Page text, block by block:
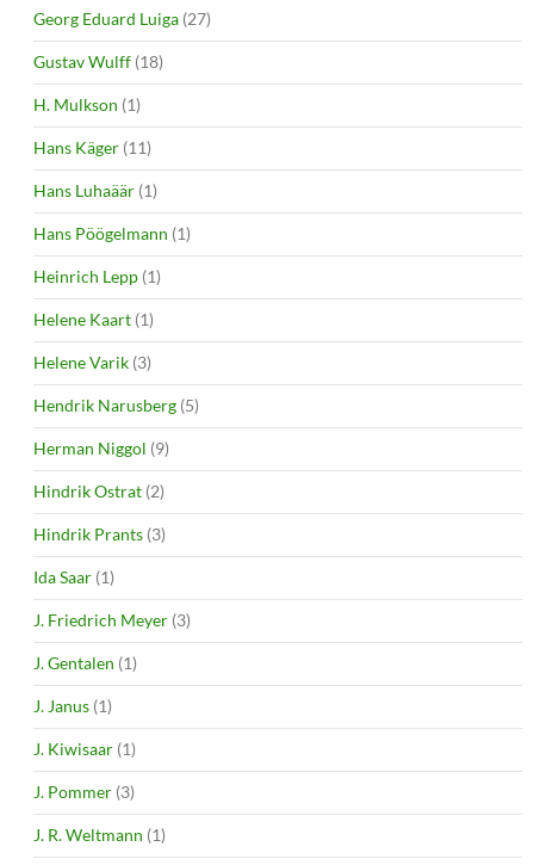
Georg Eduard Luiga (27)
Gustav Wulff (18)
H. Mulkson (1)
Hans Käger (11)
Hans Luhaäär (1)
Hans Pöögelmann (1)
Heinrich Lepp (1)
Helene Kaart (1)
Helene Varik (3)
Hendrik Narusberg (5)
Herman Niggol (9)
Hindrik Ostrat (2)
Hindrik Prants (3)
Ida Saar (1)
J. Friedrich Meyer (3)
J. Gentalen (1)
J. Janus (1)
J. Kiwisaar (1)
J. Pommer (3)
J. R. Weltmann (1)